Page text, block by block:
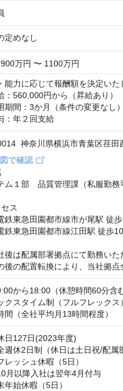
定めなし
900万円 〜 1100万円
能力に応じて報酬額を決定いた
：560,000円から（昇給あり）
期間：3か月（条件の変更なし）
：年２回支給
神奈川県横浜市青葉区荏田
で確認
ム１部　品質管理課（私服勤務
ス
鉄東急田園都市線市が尾駅 徒
鉄東急田園都市線江田駅 徒歩
後は配属部署拠点にて勤務いた
の配置転換により、当社拠点
から18:00（休憩時間60分含む
クスタイム制（フルフレックス）
間（全社平均月13時間程度）
日127日(2023年度)
週休2日制（休日は土日祝/配属
レッシュ休暇（5日）
以降入社は翌年4月付与
年始休暇（5日）